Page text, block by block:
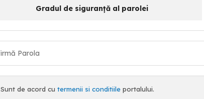
Gradul de siguranță al parolei
Sunt de acord cu termenii si conditiile portalului.